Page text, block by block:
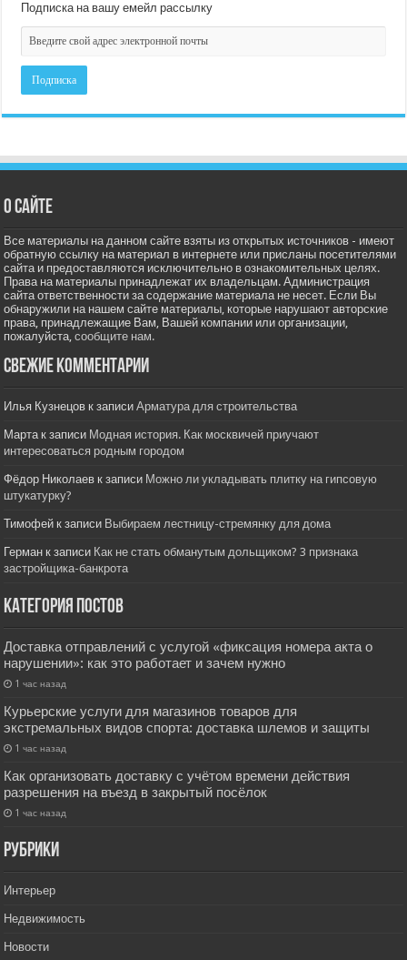
Подписка на вашу емейл рассылку
О сайте
Все материалы на данном сайте взяты из открытых источников - имеют
обратную ссылку на материал в интернете или присланы посетителями
сайта и предоставляются исключительно в ознакомительных целях.
Права на материалы принадлежат их владельцам. Администрация
сайта ответственности за содержание материала не несет. Если Вы
обнаружили на нашем сайте материалы, которые нарушают авторские
права, принадлежащие Вам, Вашей компании или организации,
пожалуйста,сообщите нам.
Свежие комментарии
Илья Кузнецов к записиАрматура для строительства
Мартак записи Модная история. Как москвичей приучают
интересоваться родным городом
Фёдор Николаев к записи Можно ли укладывать плитку на гипсовую
штукатурку?
Тимофей к записи Выбираем лестницу-стремянку для дома
Герман к записи Как не стать обманутым дольщиком? 3 признака
застройщика-банкрота
Категория постов
Доставка отправлений с услугой «фиксация номера акта о
нарушении»: как это работает и зачем нужно
1 час назад
Курьерские услуги для магазинов товаров для
экстремальных видов спорта: доставка шлемов и защиты
1 час назад
Как организовать доставку с учётом времени действия
разрешения на въезд в закрытый посёлок
1 час назад
РУбрики
Интерьер
Недвижимость
Новости